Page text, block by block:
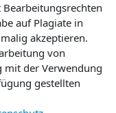
auf Plagiate in
akzeptieren.
von
mit der Verwendung
gestellten